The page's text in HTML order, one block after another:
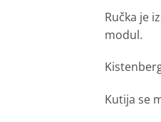
Ručka je
modul.
Kutija se